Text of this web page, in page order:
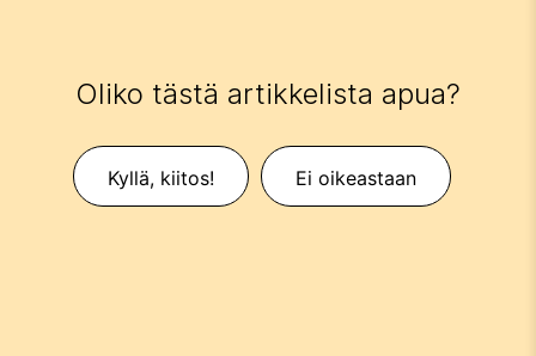
Oliko tästä artikkelista apua?
Kyllä, kiitos! Ei oikeastaan